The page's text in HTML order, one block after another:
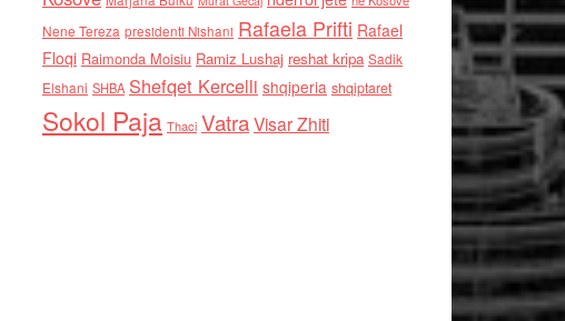
Nene Tereza presidenti Nishani Rafaela Prifti Rafael
Floqi Raimonda Moisiu Ramiz Lushaj reshat kripa Sadik
Elshani SHBA Shefqet Kercelli shqiperia shqiptaret
Sokol Paja Thaci VatraVisar Zhiti